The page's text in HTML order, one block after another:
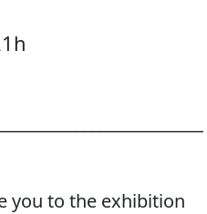
you to the exhibition